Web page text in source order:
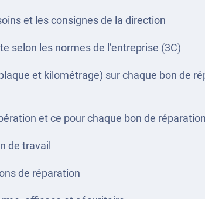
et les consignes de la direction
selon les normes de l’entreprise (3C)
et kilométrage) sur chaque bon de
et ce pour chaque bon de
de travail
de réparation